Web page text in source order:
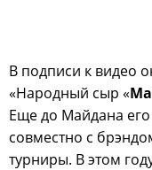
В подписи к видео
«Народный сыр «
Еще до Майдана
совместно с
турниры. В этом